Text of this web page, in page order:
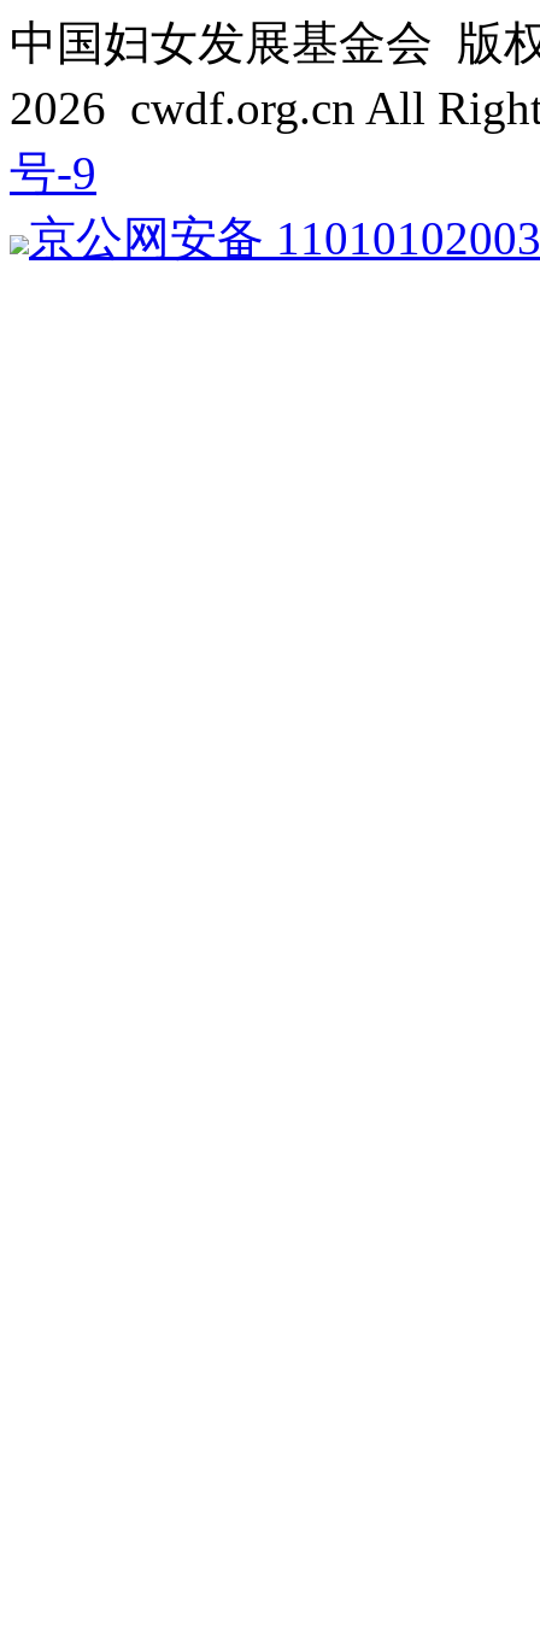
中国妇女发展基金会 版
2026 cwdf.org.cn All
号-9
京公网安备